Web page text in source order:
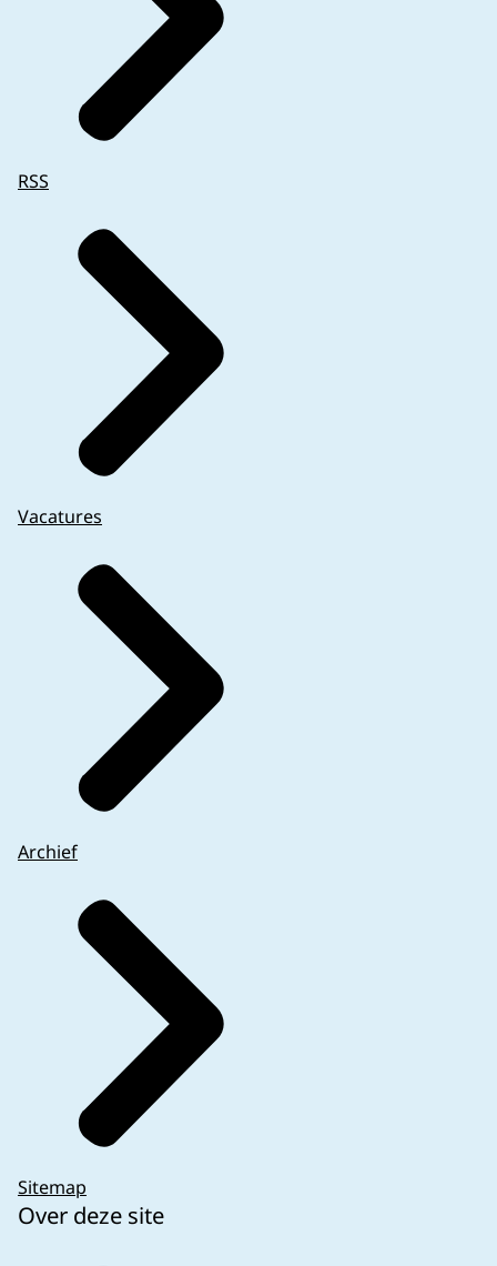
RSS
Vacatures
Archief
Sitemap
Over deze site